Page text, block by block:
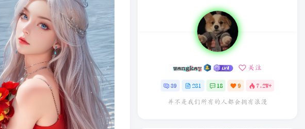
wangkay 关注
39 281 18 9 7.2W+
并不是我们所有的人都会拥有浪漫